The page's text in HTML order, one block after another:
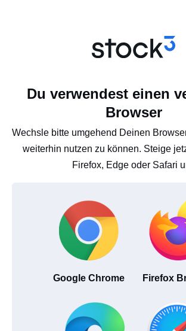
Du verwendest einen
Browser
Wechsle bitte umgehend Deinen
weiterhin nutzen zu können. Steige
Firefox, Edge oder Safari
Google Chrome Firefox